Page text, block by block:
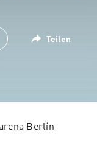
Teilen
Berlín